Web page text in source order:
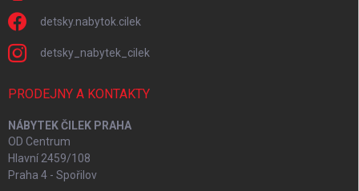
detsky.nabytok.cilek
detsky_nabytek_cilek
PRODEJNY A KONTAKTY
NÁBYTEK ČILEK PRAHA
OD Centrum
Hlavní 2459/108
Praha 4 - Spořilov